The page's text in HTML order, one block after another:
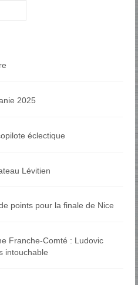
2025
éclectique
Lévitien
points pour la finale de Nice
Franche-Comté : Ludovic
intouchable